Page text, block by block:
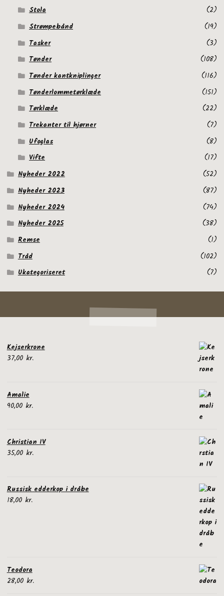
Stola
(2)
Strømpebånd
(19)
Tasker
(3)
Tønder
(108)
Tønder kantkniplinger
(116)
Tønderlommetørklæde
(151)
Tørklæde
(22)
Trekanter til hjørner
(7)
Ufoglas
(8)
Vifte
(17)
Nyheder 2022
(52)
Nyheder 2023
(87)
Nyheder 2024
(74)
Nyheder 2025
(38)
Remse
(1)
Tråd
(102)
Ukategoriseret
(7)
Kejserkrone
37,00 kr.
Amalie
90,00 kr.
Christian IV
35,00 kr.
Russisk edderkop i dråbe
18,00 kr.
Teodora
28,00 kr.